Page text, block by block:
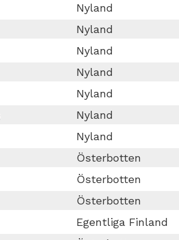
Nyland
Nyland
Nyland
Nyland
Nyland
Nyland
Nyland
Österbotten
Österbotten
Österbotten
Egentliga Finland